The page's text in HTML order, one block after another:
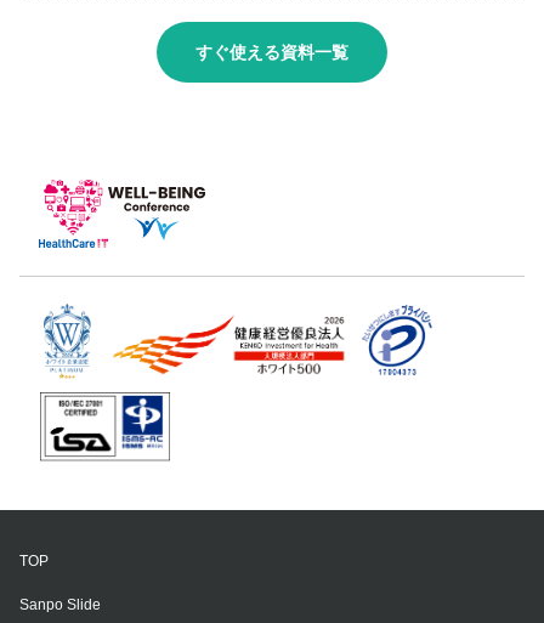
すぐ使える資料一覧
TOP
Sanpo Slide